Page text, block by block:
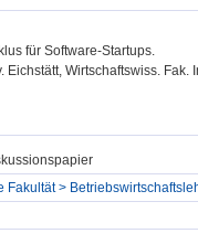
für Software-Startups.
Wirtschaftswiss.
Fakultät >